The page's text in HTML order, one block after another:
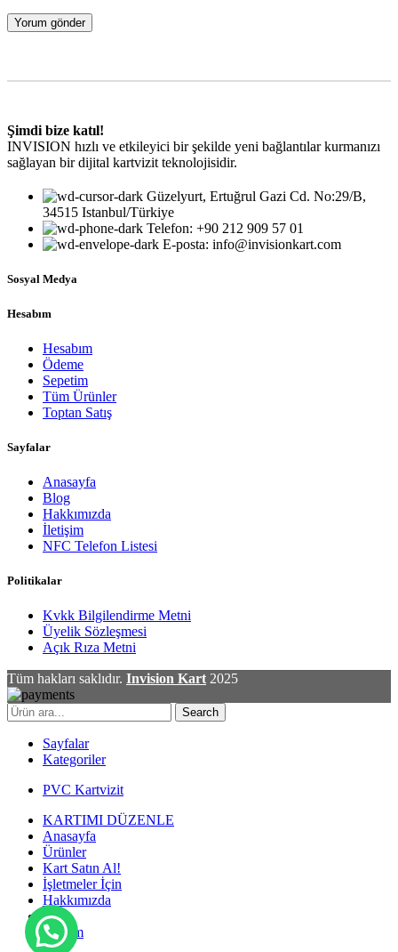
Şimdi bize katıl!
INVISION hızlı ve etkileyici bir şekilde yeni bağlantılar kurmanızı
sağlayan bir dijital kartvizit teknolojisidir.
Güzelyurt, Ertuğrul Gazi Cd. No:29/B,
34515 Istanbul/Türkiye
Telefon: +90 212 909 57 01
E-posta: info@invisionkart.com
Sosyal Medya
Hesabım
Hesabım
Ödeme
Sepetim
Tüm Ürünler
Toptan Satış
Sayfalar
Anasayfa
Blog
Hakkımızda
İletişim
NFC Telefon Listesi
Politikalar
Kvkk Bilgilendirme Metni
Üyelik Sözleşmesi
Açık Rıza Metni
Tüm hakları saklıdır. Invision Kart 2025
Search
Sayfalar
Kategoriler
PVC Kartvizit
KARTIMI DÜZENLE
Anasayfa
Ürünler
Kart Satın Al!
İşletmeler İçin
Hakkımızda
Blog
İletişim